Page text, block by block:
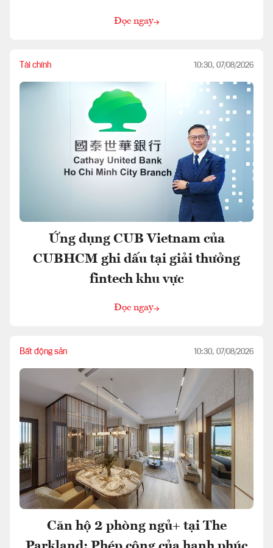
Đọc ngay
Tài chính 10:30, 07/08/2026
Ứng dụng CUB Vietnam của
CUBHCM ghi dấu tại giải thưởng
fintech khu vực
Đọc ngay
Bất động sản 10:30, 07/08/2026
Căn hộ 2 phòng ngủ+ tại The